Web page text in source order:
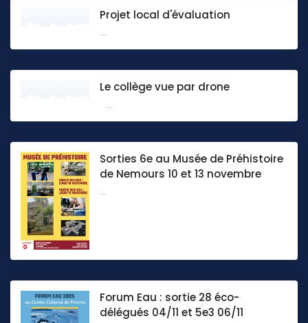
Projet local d'évaluation
...
Le collège vue par drone
...
Sorties 6e au Musée de Préhistoire
de Nemours 10 et 13 novembre
...
Forum Eau : sortie 28 éco-
délégués 04/11 et 5e3 06/11